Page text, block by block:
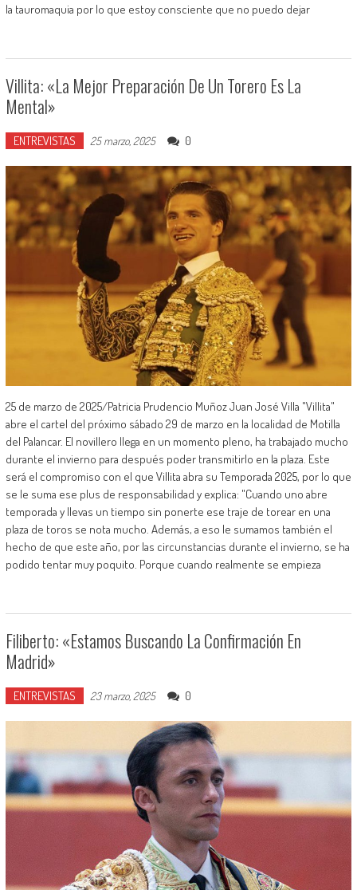
la tauromaquia por lo que estoy consciente que no puedo dejar
Villita: «La Mejor Preparación De Un Torero Es La
Mental»
ENTREVISTAS 25 marzo, 2025 0
25 de marzo de 2025/Patricia Prudencio Muñoz Juan José Villa "Villita"
abre el cartel del próximo sábado 29 de marzo en la localidad de Motilla
del Palancar. El novillero llega en un momento pleno, ha trabajado mucho
durante el invierno para después poder transmitirlo en la plaza. Este
será el compromiso con el que Villita abra su Temporada 2025, por lo que
se le suma ese plus de responsabilidad y explica: "Cuando uno abre
temporada y llevas un tiempo sin ponerte ese traje de torear en una
plaza de toros se nota mucho. Además, a eso le sumamos también el
hecho de que este año, por las circunstancias durante el invierno, se ha
podido tentar muy poquito. Porque cuando realmente se empieza
Filiberto: «Estamos Buscando La Confirmación En
Madrid»
ENTREVISTAS 23 marzo, 2025 0